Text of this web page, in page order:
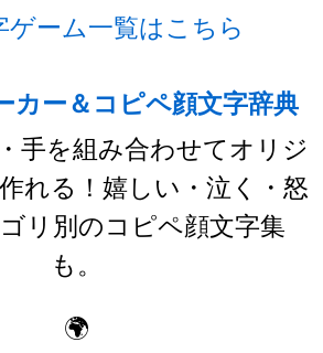
ゲーム一覧はこちら
カー＆コピペ顔文字辞典
手を組み合わせてオリジ
れる！嬉しい・泣く・怒
リ別のコピペ顔文字集
も。
🌍